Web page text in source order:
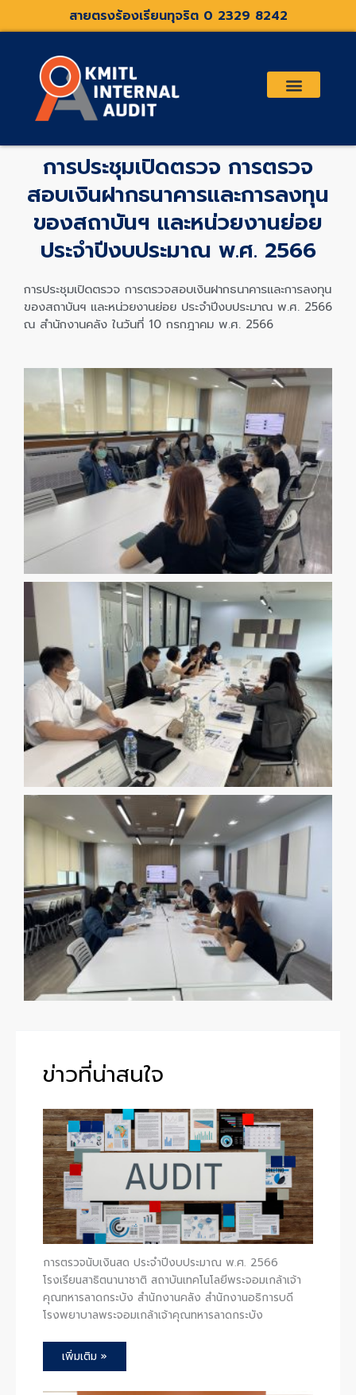
สายตรงร้องเรียนทุจริต 0 2329 8242
การประชุมเปิดตรวจ การตรวจ
สอบเงินฝากธนาคารและการลงทุน
ของสถาบันฯ และหน่วยงานย่อย
ประจำปีงบประมาณ พ.ศ. 2566
การประชุมเปิดตรวจ การตรวจสอบเงินฝากธนาคารและการลงทุน
ของสถาบันฯ และหน่วยงานย่อย ประจำปีงบประมาณ พ.ศ. 2566
ณ สำนักงานคลัง ในวันที่ 10 กรกฎาคม พ.ศ. 2566
ข่าวที่น่าสนใจ
การตรวจนับเงินสด ประจำปีงบประมาณ พ.ศ. 2566
โรงเรียนสาธิตนานาชาติ สถาบันเทคโนโลยีพระจอมเกล้าเจ้า
คุณทหารลาดกระบัง สำนักงานคลัง สำนักงานอธิการบดี
โรงพยาบาลพระจอมเกล้าเจ้าคุณทหารลาดกระบัง
เพิ่มเติม »